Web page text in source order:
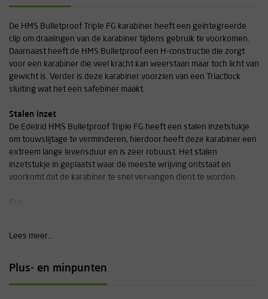
De HMS Bulletproof Triple FG karabiner heeft een geïntegreerde
clip om draaiingen van de karabiner tijdens gebruik te voorkomen.
Daarnaast heeft de HMS Bulletproof een H-constructie die zorgt
voor een karabiner die veel kracht kan weerstaan maar toch licht van
gewicht is. Verder is deze karabiner voorzien van een Triactlock
sluiting wat het een safebiner maakt.
Stalen inzet
De Edelrid HMS Bulletproof Triple FG heeft een stalen inzetstukje
om touwslijtage te verminderen, hierdoor heeft deze karabiner een
extreem lange levensduur en is zeer robuust. Het stalen
inzetstukje in geplaatst waar de meeste wrijving ontstaat en
voorkomt dat de karabiner te snel vervangen dient te worden.
chemicaliën nodig. Hierdoor heeft de HMS Bulletproof Eco minder
veranderd en zijn alle karabiners nu klimaat neutraal verpakt.
Lees meer...
Plus- en minpunten